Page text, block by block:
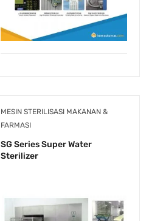
MESIN STERILISASI MAKANAN &
FARMASI
SG Series Super Water
Sterilizer